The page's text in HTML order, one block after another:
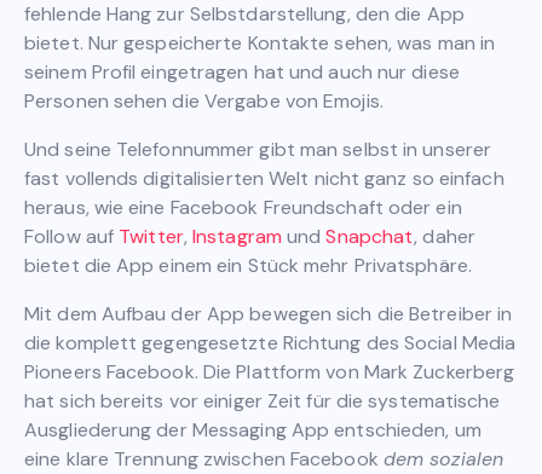
fehlende Hang zur Selbstdarstellung, den die App
bietet. Nur gespeicherte Kontakte sehen, was man in
seinem Profil eingetragen hat und auch nur diese
Personen sehen die Vergabe von Emojis.
Und seine Telefonnummer gibt man selbst in unserer
fast vollends digitalisierten Welt nicht ganz so einfach
heraus, wie eine Facebook Freundschaft oder ein
Follow auf Twitter,Instagram undSnapchat, daher
bietet die App einem ein Stück mehr Privatsphäre.
Mit dem Aufbau der App bewegen sich die Betreiber in
die komplett gegengesetzte Richtung des Social Media
Pioneers Facebook. Die Plattform von Mark Zuckerberg
hat sich bereits vor einiger Zeit für die systematische
Ausgliederung der Messaging App entschieden, um
eine klare Trennung zwischen Facebook dem sozialen